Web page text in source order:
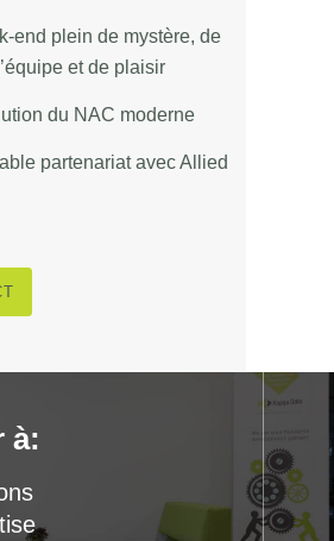
end plein de mystère, de
et de plaisir
du NAC moderne
partenariat avec Allied
à: